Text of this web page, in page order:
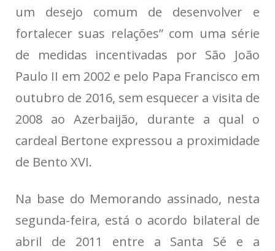
um desejo comum de desenvolver e
fortalecer suas relações” com uma série
de medidas incentivadas por São João
Paulo II em 2002 e pelo Papa Francisco em
outubro de 2016, sem esquecer a visita de
2008 ao Azerbaijão, durante a qual o
cardeal Bertone expressou a proximidade
de Bento XVI.
Na base do Memorando assinado, nesta
segunda-feira, está o acordo bilateral de
abril de 2011 entre a Santa Sé e a